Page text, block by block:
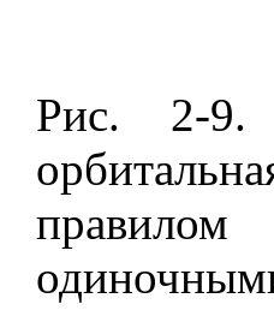
Рис. 2-9.
правилом